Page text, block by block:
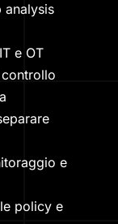
analysis
e OT
e
policy e